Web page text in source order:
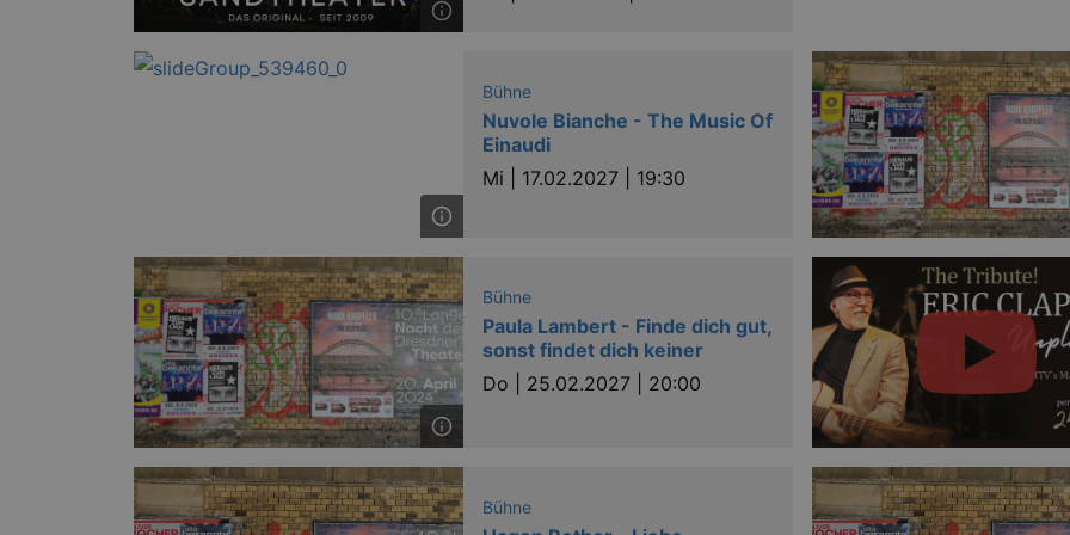
Bühne
Nuvole Bianche - The Music Of
Einaudi
Mi | 17.02.2027 | 19:30
Bühne
Paula Lambert - Finde dich gut,
sonst findet dich keiner
Do | 25.02.2027 | 20:00
Bühne
XSRF-TOKEN
This cookie is written to help with site security in
XSRF-TOKEN
dresden.de
This cookie is written to help with site security in
Beschreibung
kulturkalender_dresden_session
_ga
dresden.de
This cookie name is associated with Google
significant update to Google's more
cookie is used to distinguish unique users
generated number as a client identifier. It
in a site and used to calculate visitor,
sites analytics reports. By default it is set to
this is customisable by website owners.
_gid
This cookie name is associated with Google
appears to be a new cookie and as of
each page visited.
_gat
.kulturkalender-
This cookie name is associated with Google
to documentation it is used to throttle the